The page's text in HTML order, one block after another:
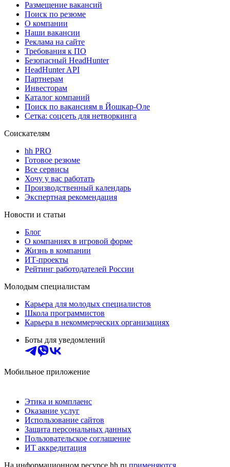
Размещение вакансий
Поиск по резюме
О компании
Наши вакансии
Реклама на сайте
Требования к ПО
Безопасный HeadHunter
HeadHunter API
Партнерам
Инвесторам
Каталог компаний
Поиск по вакансиям в Йошкар-Оле
Сетка: соцсеть для нетворкинга
Соискателям
hh PRO
Готовое резюме
Все сервисы
Хочу у вас работать
Производственный календарь
Экспертная рекомендация
Новости и статьи
Блог
О компаниях в игровой форме
Жизнь в компании
ИТ-проекты
Рейтинг работодателей России
Молодым специалистам
Карьера для молодых специалистов
Школа программистов
Карьера в некоммерческих организациях
Боты для уведомлений
Мобильное приложение
Этика и комплаенс
Оказание услуг
Использование сайтов
Защита персональных данных
Пользовательское соглашение
ИТ аккредитация
На информационном ресурсе hh.ru применяются